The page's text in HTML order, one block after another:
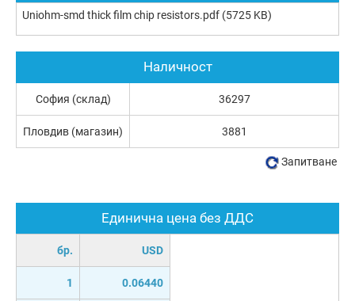
Uniohm-smd thick film chip resistors.pdf (5725 KB)
Единична цена без ДДС
бр. USD
1 0.06440
Наличност
София (склад) 36297
Пловдив (магазин) 3881
Запитване